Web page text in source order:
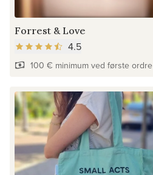
Forrest & Love
4.5
100 € minimum ved første ordre